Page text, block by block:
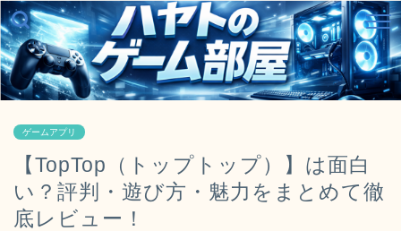
ゲームアプリ
【TopTop（トップトップ）】は面白
い？評判・遊び方・魅力をまとめて徹
底レビュー！